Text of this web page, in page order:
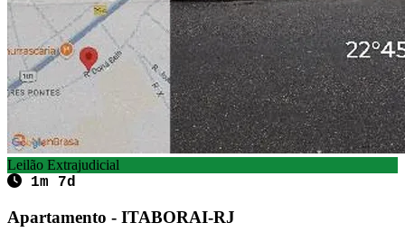
Leilão Extrajudicial
1m 7d
Apartamento - ITABORAI-RJ